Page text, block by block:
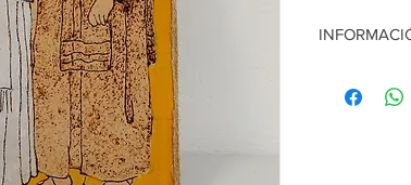
prensada